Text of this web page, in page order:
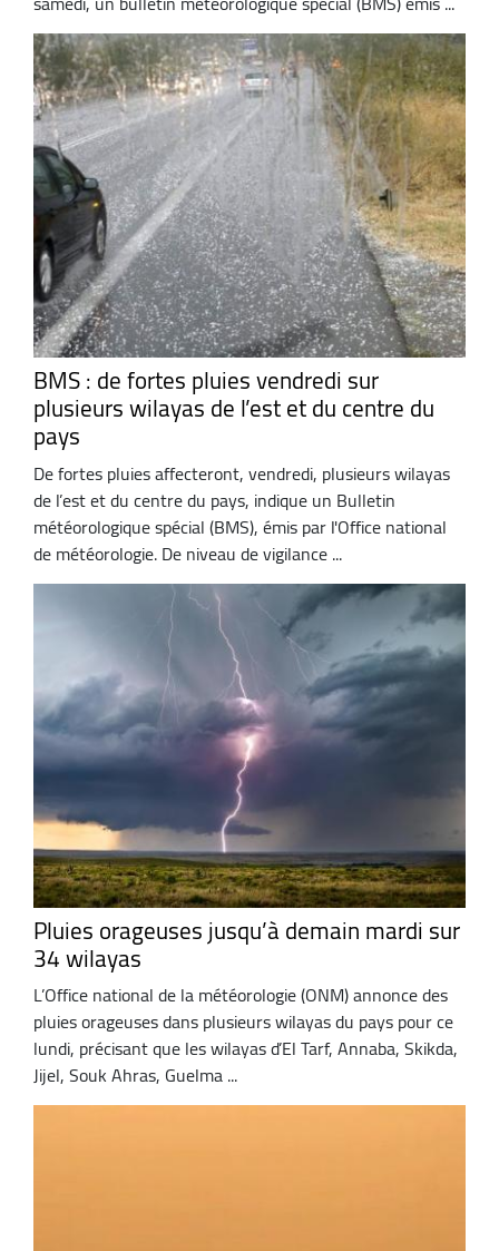
BMS : de fortes pluies vendredi sur
plusieurs wilayas de l’est et du centre du
pays
De fortes pluies affecteront, vendredi, plusieurs wilayas
de l’est et du centre du pays, indique un Bulletin
météorologique spécial (BMS), émis par l'Office national
de météorologie. De niveau de vigilance ...
Pluies orageuses jusqu’à demain mardi sur
34 wilayas
L’Office national de la météorologie (ONM) annonce des
pluies orageuses dans plusieurs wilayas du pays pour ce
lundi, précisant que les wilayas d’El Tarf, Annaba, Skikda,
Jijel, Souk Ahras, Guelma ...